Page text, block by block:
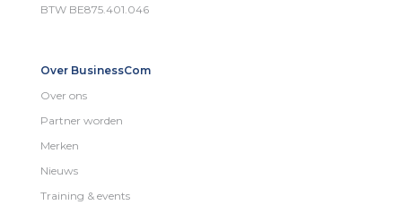
BTW BE875.401.046
Over BusinessCom
Over ons
Partner worden
Merken
Nieuws
Training & events